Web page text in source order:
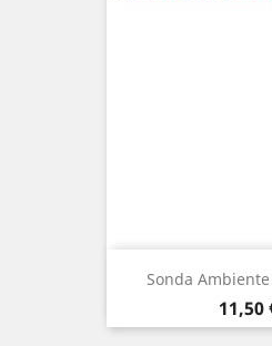
Sonda Ambiente
Precio
11,50